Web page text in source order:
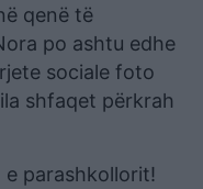
qenë të
po ashtu edhe
sociale foto
shfaqet përkrah
e parashkollorit!